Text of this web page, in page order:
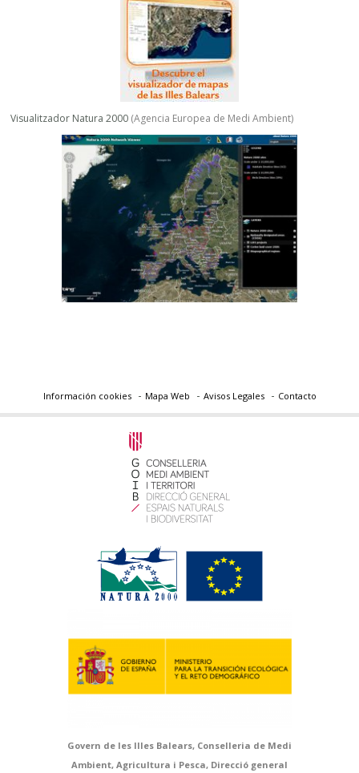
Visualitzador Natura 2000 (Agencia Europea de Medi Ambient)
Información cookies Mapa Web Avisos Legales Contacto
Govern de les Illes Balears, Conselleria de Medi
Ambient, Agricultura i Pesca, Direcció general